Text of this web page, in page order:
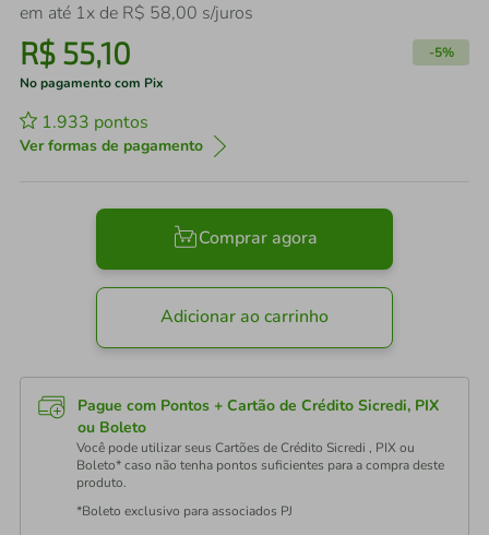
em até 1x de R$ 58,00 s/juros
R$ 55,10 -5%
No pagamento com Pix
1.933 pontos
Ver formas de pagamento
Comprar agora
Adicionar ao carrinho
Pague com Pontos + Cartão de Crédito Sicredi, PIX
ou Boleto
Você pode utilizar seus Cartões de Crédito Sicredi , PIX ou
Boleto* caso não tenha pontos suficientes para a compra deste
produto.
*Boleto exclusivo para associados PJ